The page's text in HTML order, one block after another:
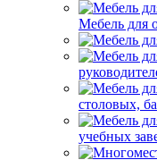
Мебель для
столовых,
учебных